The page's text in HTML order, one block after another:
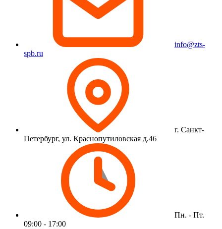
info@zts-
spb.ru
г. Санкт-
Петербург, ул. Краснопутиловская д.46
Пн. - Пт.
09:00 - 17:00